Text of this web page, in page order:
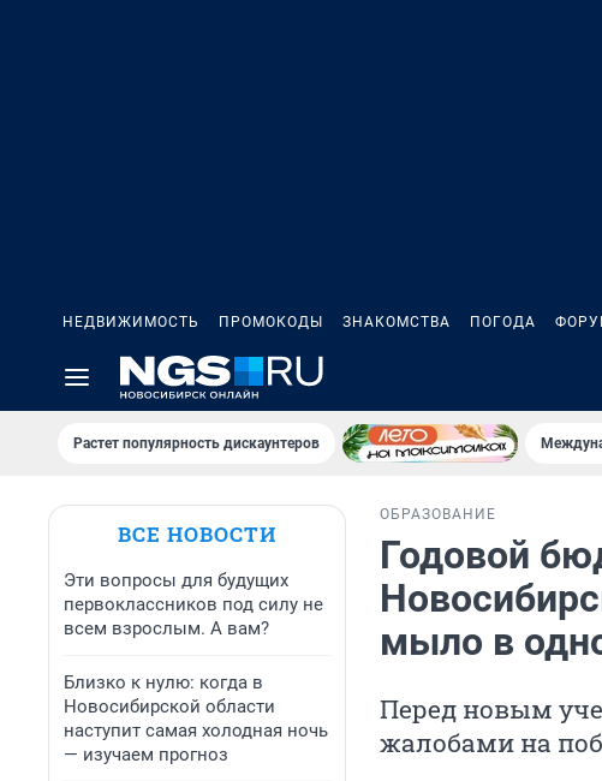
НЕДВИЖИМОСТЬ ПРОМОКОДЫ ЗНАКОМСТВА ПОГОДА
Растет популярность дискаунтеров
ВСЕ НОВОСТИ
Эти вопросы для будущих
первоклассников под силу не
всем взрослым. А вам?
Близко к нулю: когда в
Новосибирской области
наступит самая холодная ночь
— изучаем прогноз
ОБРАЗОВАНИЕ
Годовой
мыло в
Перед новым
жалобами на